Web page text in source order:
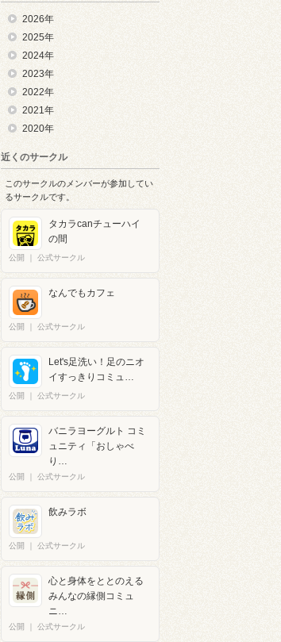
2026年
2025年
2024年
2023年
2022年
2021年
2020年
近くのサークル
このサークルのメンバーが参加してい
るサークルです。
タカラcanチューハイ
の間
公開 公式サークル
なんでもカフェ
公開 公式サークル
Let's足洗い！足のニオ
イすっきりコミュ…
公開 公式サークル
バニラヨーグルト コミ
ュニティ「おしゃべ
り…
公開 公式サークル
飲みラボ
公開 公式サークル
心と身体をととのえる
みんなの縁側コミュ
ニ…
公開 公式サークル